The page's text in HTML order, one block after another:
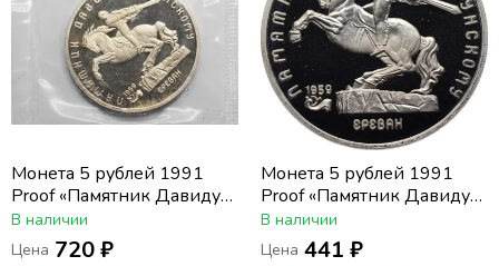
Монета 5 рублей 1991
Proof «Памятник Давиду
Сасунскому в Ереване» в
запайке
В наличии
Цена 720 ₽
Монета 5 рублей 1991
Proof «Памятник Давиду
Сасунскому в Ереване»
В наличии
Цена 441 ₽